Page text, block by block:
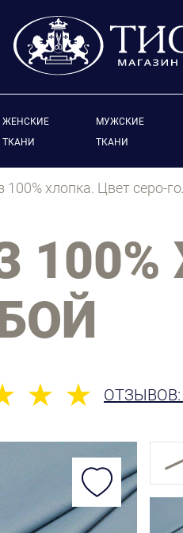
ЖЕНСКИЕ
ТКАНИ
МУЖСКИЕ
ТКАНИ
100% хлопка. Цвет серо-
ОТЗЫВОВ: